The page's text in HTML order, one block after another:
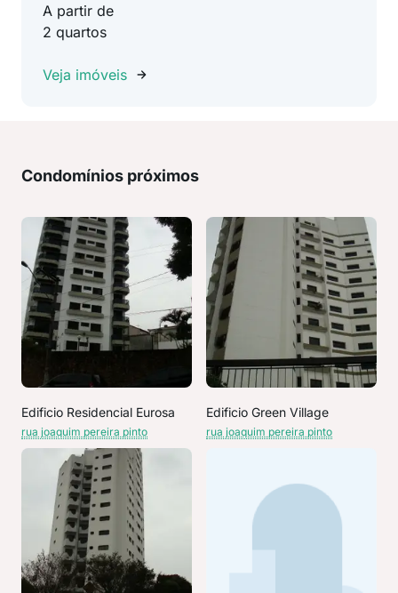
A partir de
2 quartos
Veja imóveis
Condomínios próximos
Edificio Residencial Eurosa
rua joaquim pereira pinto
Edificio Green Village
rua joaquim pereira pinto